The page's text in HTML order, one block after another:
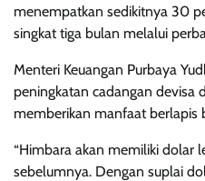
menempatkan sedikitnya 30
singkat tiga bulan melalui
Menteri Keuangan Purbaya
peningkatan cadangan devisa
memberikan manfaat berlapis
“Himbara akan memiliki dolar
sebelumnya. Dengan suplai